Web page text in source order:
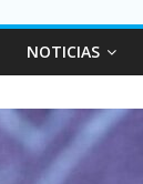
NOTICIAS